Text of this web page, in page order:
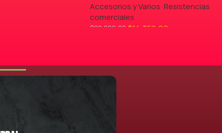
Accesorios y Varios,Resistencias
comerciales
$28.000,00 $14.350,00